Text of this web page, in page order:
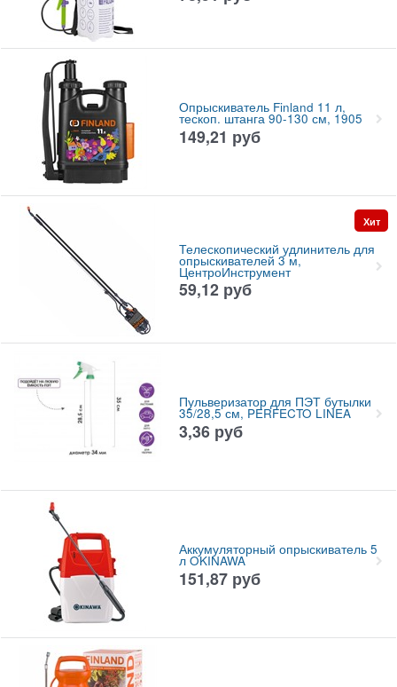
Опрыскиватель Finland 11 л,
тескоп. штанга 90-130 см, 1905
149,21 руб
Телескопический удлинитель для
опрыскивателей 3 м,
ЦентроИнструмент
59,12 руб
Хит
Пульверизатор для ПЭТ бутылки
35/28,5 см, PERFECTO LINEA
3,36 руб
Аккумуляторный опрыскиватель 5
л OKINAWA
151,87 руб